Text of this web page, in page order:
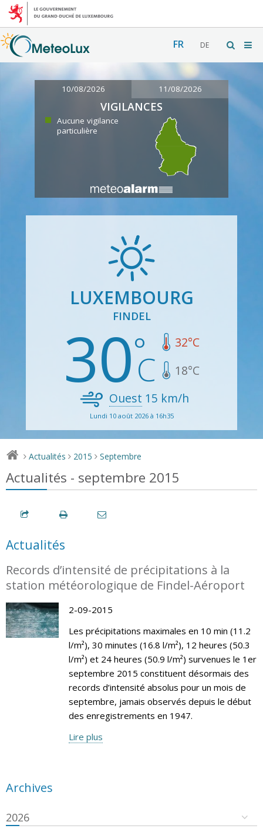
FR DE
10/08/2026 11/08/2026
VIGILANCES
Aucune vigilance
particulière
LUXEMBOURG
FINDEL
30 32°C
18°C
Ouest 15 km/h
Lundi 10 août 2026 à 16h35
> Actualités > 2015 > Septembre
Actualités - septembre 2015
Actualités
Records d’intensité de précipitations à la
station météorologique de Findel-Aéroport
2-09-2015
Les précipitations maximales en 10 min (11.2
l/m²), 30 minutes (16.8 l/m²), 12 heures (50.3
l/m²) et 24 heures (50.9 l/m²) survenues le 1er
septembre 2015 constituent désormais des
records d’intensité absolus pour un mois de
septembre, jamais observés depuis le début
des enregistrements en 1947.
Lire plus
Archives
2026